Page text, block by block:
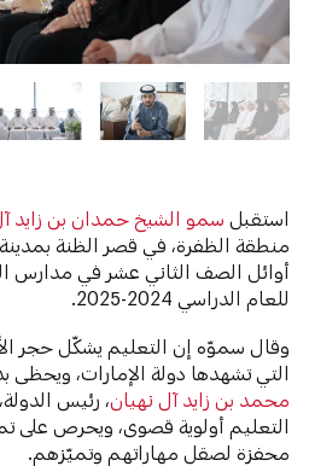
استقبل سمو الشيخ حمدان بن زايد
منطقة الظفرة، في قصر الظنة
أوائل الصف الثاني عشر في مدارس
للعام الدراسي 2024-2025.
وقال سموّه إن التعليم يشكّل حجر
التي تشهدها دولة الإمارات، ويحظى
محمد بن زايد آل نهيان، رئيس
التعليم أولوية قصوى، ويحرص على
محفزة لصقل مهاراتهم وتميّزهم.